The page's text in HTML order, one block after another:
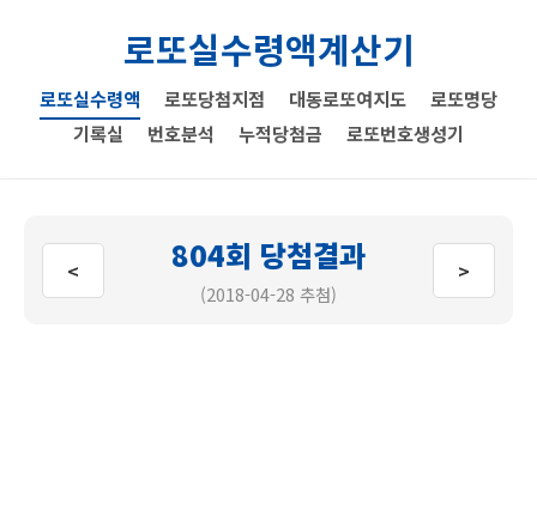
로또실수령액계산기
로또실수령액 로또당첨지점 대동로또여지도
로또명당
기록실
번호분석 누적당첨금 로또번호생성기
< 804회 당첨결과
(2018-04-28 추첨)
>